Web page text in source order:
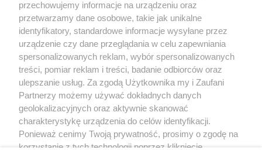
wazny. Zapraszam wszystkich do probowania moich
przepisow. Pozdrawiam Serdecznie i Cieplutko
przechowujemy informacje na urządzeniu oraz
przetwarzamy dane osobowe, takie jak unikalne
identyfikatory, standardowe informacje wysyłane przez
urządzenie czy dane przeglądania w celu zapewniania
spersonalizowanych reklam, wybór spersonalizowanych
treści, pomiar reklam i treści, badanie odbiorców oraz
ulepszanie usług. Za zgodą Użytkownika my i Zaufani
Partnerzy możemy używać dokładnych danych
geolokalizacyjnych oraz aktywnie skanować
charakterystykę urządzenia do celów identyfikacji.
Ponieważ cenimy Twoją prywatność, prosimy o zgodę na
korzystanie z tych technologii poprzez kliknięcie